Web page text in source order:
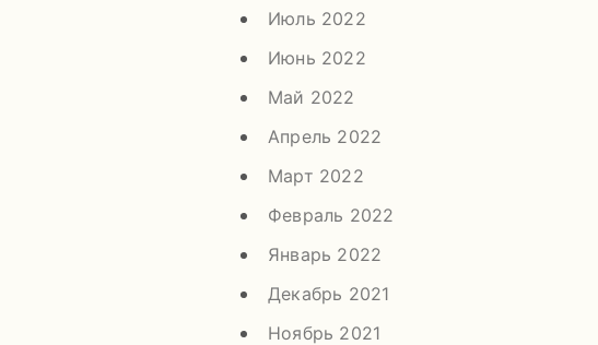
Июль 2022
Июнь 2022
Май 2022
Апрель 2022
Март 2022
Февраль 2022
Январь 2022
Декабрь 2021
Ноябрь 2021